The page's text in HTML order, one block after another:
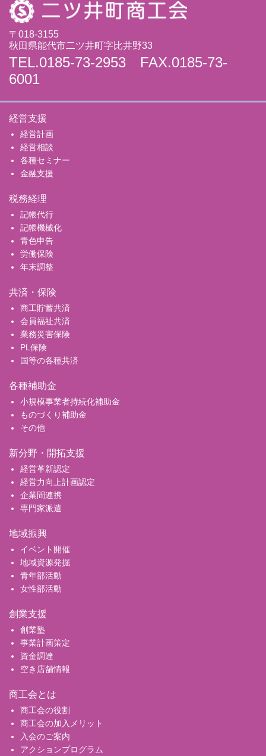
〒018-3155
秋田県能代市二ツ井町字比井野33
TEL.0185-73-2953 FAX.0185-73-
6001
経営支援
経営計画
経営相談
各種セミナー
金融支援
税務経理
記帳代行
記帳機械化
青色申告
労働保険
年末調整
共済・保険
商工貯蓄共済
会員福祉共済
業務災害保険
PL保険
国等の各種共済
各種補助金
小規模事業者持続化補助金
ものづくり補助金
その他
新分野・開拓支援
経営革新認定
経営力向上計画認定
企業間連携
専門家派遣
地域振興
イベント開催
地域資源発掘
青年部活動
女性部活動
創業支援
創業塾
事業計画策定
資金調達
空き店舗情報
商工会とは
商工会の役割
商工会の加入メリット
入会のご案内
アクションプログラム